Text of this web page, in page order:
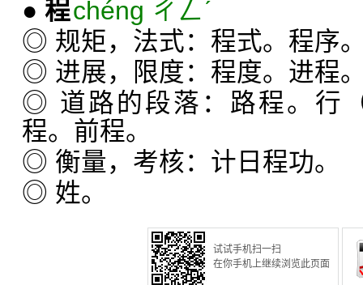
● 程chéng ㄔㄥˊ
◎ 规矩，法式：程式。程序
◎ 进展，限度：程度。进程
◎ 道路的段落：路程。行
程。前程。
◎ 衡量，考核：计日程功。
◎ 姓。
试试手机扫一扫
在你手机上继续浏览此页面